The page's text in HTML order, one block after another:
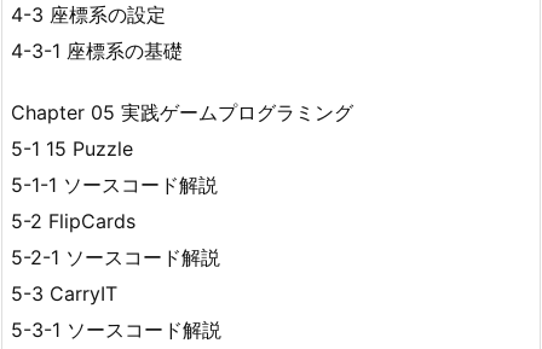
4-3 座標系の設定
4-3-1 座標系の基礎
Chapter 05 実践ゲームプログラミング
5-1 15 Puzzle
5-1-1 ソースコード解説
5-2 FlipCards
5-2-1 ソースコード解説
5-3 CarryIT
5-3-1 ソースコード解説